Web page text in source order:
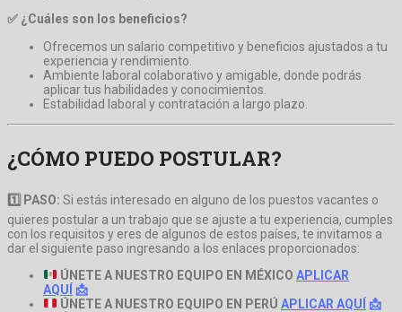
✅ ¿Cuáles son los beneficios?
Ofrecemos un salario competitivo y beneficios ajustados a tu
experiencia y rendimiento.
Ambiente laboral colaborativo y amigable, donde podrás
aplicar tus habilidades y conocimientos.
Estabilidad laboral y contratación a largo plazo.
¿CÓMO PUEDO POSTULAR?
1️⃣ PASO: Si estás interesado en alguno de los puestos vacantes o
quieres postular a un trabajo que se ajuste a tu experiencia, cumples
con los requisitos y eres de algunos de estos países, te invitamos a
dar el siguiente paso ingresando a los enlaces proporcionados:
ÚNETE A NUESTRO EQUIPO EN MÉXICO APLICAR
AQUÍ 📩
ÚNETE A NUESTRO EQUIPO EN PERÚ APLICAR AQUÍ 📩